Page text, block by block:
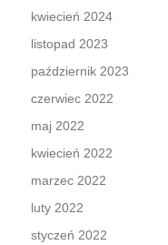
kwiecień 2024
listopad 2023
październik 2023
czerwiec 2022
maj 2022
kwiecień 2022
marzec 2022
luty 2022
styczeń 2022